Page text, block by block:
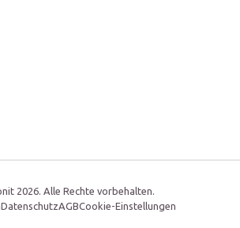
2026. Alle Rechte vorbehalten.
DatenschutzAGBCookie-Einstellungen